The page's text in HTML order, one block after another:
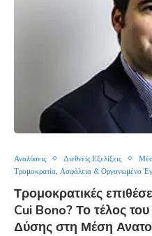
Αναλύσεις Διεθνείς Εξελίξεις
Τρομοκρατία, Ασφάλεια & Οργανωμένο
Τρομοκρατικές
Cui Bono? Το τέλος
Δύσης στη Μέση